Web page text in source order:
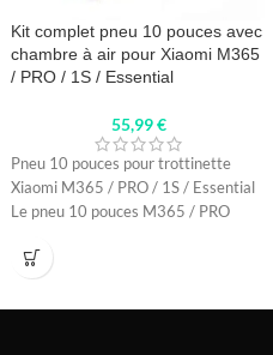
Kit complet pneu 10 pouces avec
chambre à air pour Xiaomi M365
/ PRO / 1S / Essential
55,99€
Pneu 10 pouces pour trottinette
Xiaomi M365 / PRO / 1S / Essential
Le pneu 10 pouces M365 / PRO